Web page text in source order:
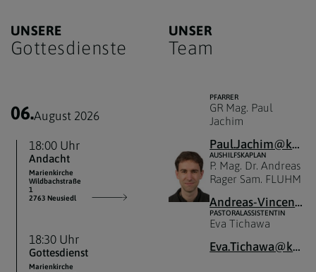
UNSERE
Gottesdienste
06.August 2026
18:00 Uhr
Andacht
Marienkirche
Wildbachstraße
1
2763 Neusiedl
18:30 Uhr
Gottesdienst
Marienkirche
UNSER
Team
PFARRER
GR Mag. Paul
Jachim
Paul.Jachim@katholischekirche.at
AUSHILFSKAPLAN
P. Mag. Dr. Andreas
Rager Sam. FLUHM
Andreas-Vincenz.Rager@katholischekirche.at
PASTORALASSISTENTIN
Eva Tichawa
Eva.Tichawa@katholischekirche.at